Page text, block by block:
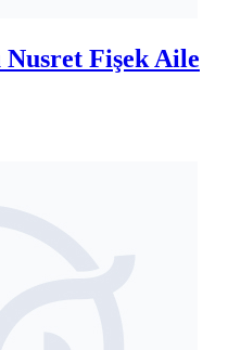
Fişek Aile